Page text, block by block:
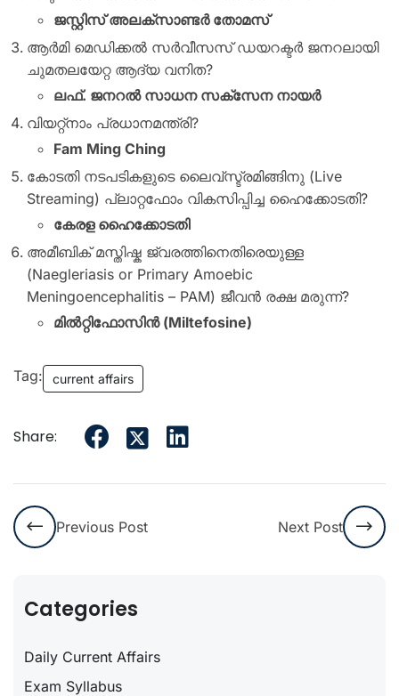
ജസ്റ്റിസ് അലക്സാണ്ടർ തോമസ്
ആർമി മെഡിക്കൽ സർവീസസ് ഡയറക്ടർ ജനറലായി
ചുമതലയേറ്റ ആദ്യ വനിത?
ലഫ്. ജനറൽ സാധന സക്സേന നായർ
വിയറ്റ്നാം പ്രധാനമന്ത്രി?
Fam Ming Ching
കോടതി നടപടികളുടെ ലൈവ്സ്ട്രമിങ്ങിനു (Live
Streaming) പ്ലാറ്റഫോം വികസിപ്പിച്ച ഹൈക്കോടതി?
കേരള ഹൈക്കോടതി
അമീബിക് മസ്തിഷ്ക ജ്വരത്തിനെതിരെയുള്ള
(Naegleriasis or Primary Amoebic
Meningoencephalitis – PAM) ജീവൻ രക്ഷ മരുന്ന്?
മിൽറ്റിഫോസിൻ (Miltefosine)
Tag: current affairs
Share:
Previous Post Next Post
Categories
Daily Current Affairs
Exam Syllabus